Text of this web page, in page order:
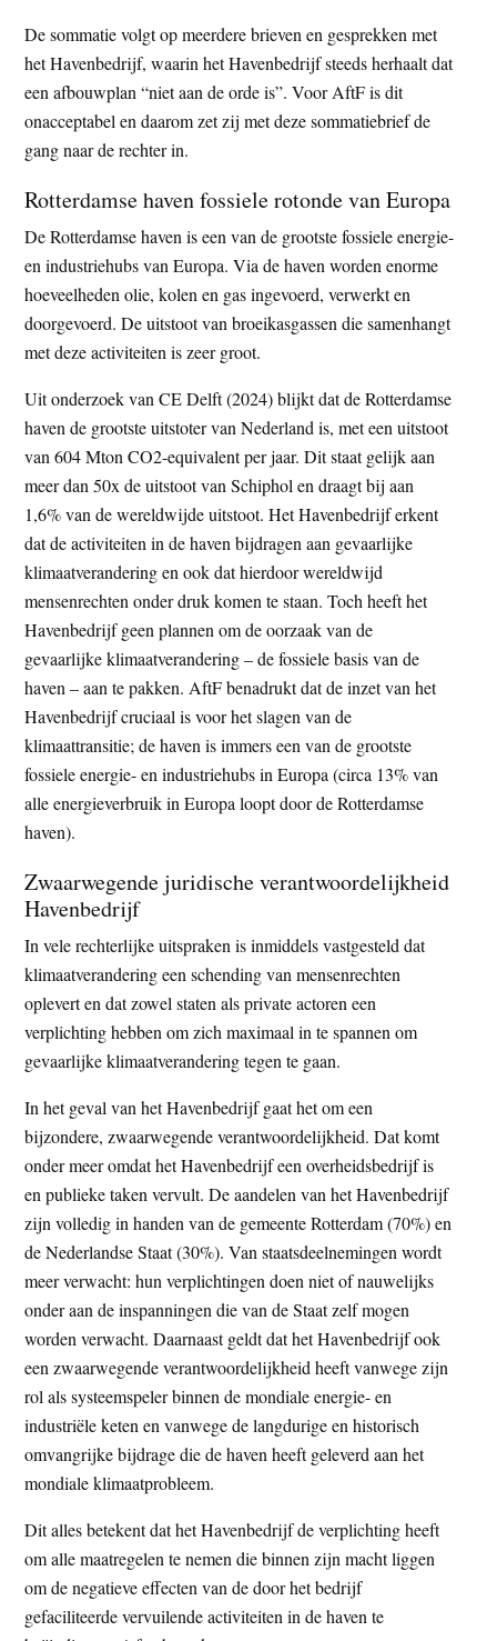
De sommatie volgt op meerdere brieven en gesprekken met
het Havenbedrijf, waarin het Havenbedrijf steeds herhaalt dat
een afbouwplan “niet aan de orde is”. Voor AftF is dit
onacceptabel en daarom zet zij met deze sommatiebrief de
gang naar de rechter in.
Rotterdamse haven fossiele rotonde van Europa
De Rotterdamse haven is een van de grootste fossiele energie-
en industriehubs van Europa. Via de haven worden enorme
hoeveelheden olie, kolen en gas ingevoerd, verwerkt en
doorgevoerd. De uitstoot van broeikasgassen die samenhangt
met deze activiteiten is zeer groot.
Uit onderzoek van CE Delft (2024) blijkt dat de Rotterdamse
haven de grootste uitstoter van Nederland is, met een uitstoot
van 604 Mton CO2-equivalent per jaar. Dit staat gelijk aan
meer dan 50x de uitstoot van Schiphol en draagt bij aan
1,6% van de wereldwijde uitstoot. Het Havenbedrijf erkent
dat de activiteiten in de haven bijdragen aan gevaarlijke
klimaatverandering en ook dat hierdoor wereldwijd
mensenrechten onder druk komen te staan. Toch heeft het
Havenbedrijf geen plannen om de oorzaak van de
gevaarlijke klimaatverandering – de fossiele basis van de
haven – aan te pakken. AftF benadrukt dat de inzet van het
Havenbedrijf cruciaal is voor het slagen van de
klimaattransitie; de haven is immers een van de grootste
fossiele energie- en industriehubs in Europa (circa 13% van
alle energieverbruik in Europa loopt door de Rotterdamse
haven).
Zwaarwegende juridische verantwoordelijkheid
Havenbedrijf
In vele rechterlijke uitspraken is inmiddels vastgesteld dat
klimaatverandering een schending van mensenrechten
oplevert en dat zowel staten als private actoren een
verplichting hebben om zich maximaal in te spannen om
gevaarlijke klimaatverandering tegen te gaan.
In het geval van het Havenbedrijf gaat het om een
bijzondere, zwaarwegende verantwoordelijkheid. Dat komt
onder meer omdat het Havenbedrijf een overheidsbedrijf is
en publieke taken vervult. De aandelen van het Havenbedrijf
zijn volledig in handen van de gemeente Rotterdam (70%) en
de Nederlandse Staat (30%). Van staatsdeelnemingen wordt
meer verwacht: hun verplichtingen doen niet of nauwelijks
onder aan de inspanningen die van de Staat zelf mogen
worden verwacht. Daarnaast geldt dat het Havenbedrijf ook
een zwaarwegende verantwoordelijkheid heeft vanwege zijn
rol als systeemspeler binnen de mondiale energie- en
industriële keten en vanwege de langdurige en historisch
omvangrijke bijdrage die de haven heeft geleverd aan het
mondiale klimaatprobleem.
Dit alles betekent dat het Havenbedrijf de verplichting heeft
om alle maatregelen te nemen die binnen zijn macht liggen
om de negatieve effecten van de door het bedrijf
gefaciliteerde vervuilende activiteiten in de haven te